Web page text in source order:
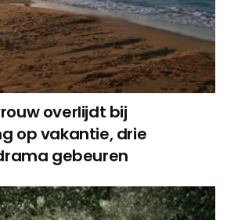
overlijdt bij
op vakantie, drie
gebeuren